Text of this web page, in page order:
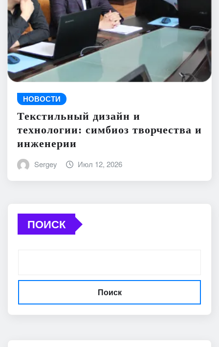
НОВОСТИ
Текстильный дизайн и
технологии: симбиоз творчества и
инженерии
Sergey Июл 12, 2026
ПОИСК
Поиск